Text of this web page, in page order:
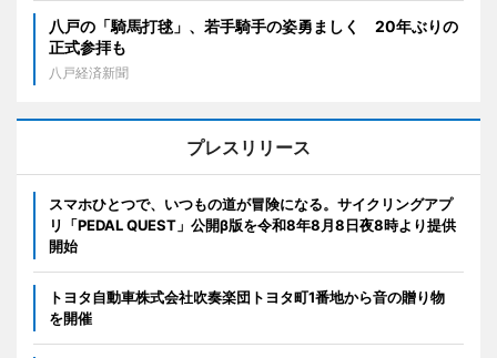
八戸の「騎馬打毬」、若手騎手の姿勇ましく 20年ぶりの
正式参拝も
八戸経済新聞
プレスリリース
スマホひとつで、いつもの道が冒険になる。サイクリングアプ
リ「PEDAL QUEST」公開β版を令和8年8月8日夜8時より提供
開始
トヨタ自動車株式会社吹奏楽団トヨタ町1番地から音の贈り物
を開催